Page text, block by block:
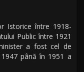
Istorice între 1918-
Public între 1921
a fost cel de
până în 1951 a